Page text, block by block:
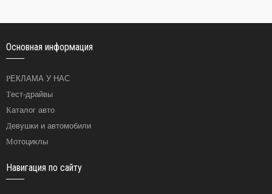
Основная информация
РЕКЛАМА У НАС
Тест-драйвы
Каталог авто
Девушки и автомобили
Мотоциклы
Навигация по сайту